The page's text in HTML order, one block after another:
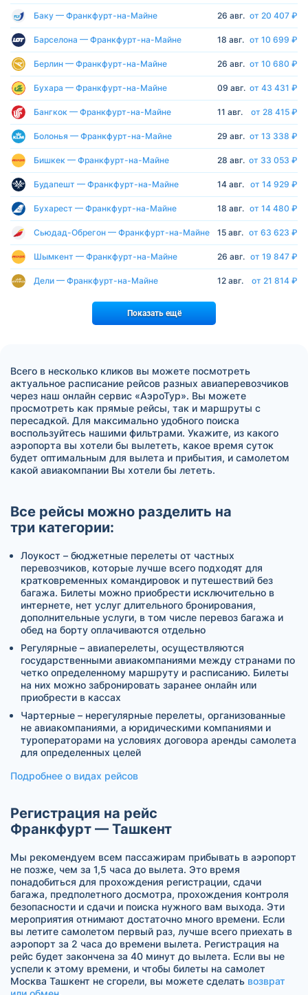
Баку — Франкфурт-на-Майне 26 авг. от 20 407 ₽
Барселона — Франкфурт-на-Майне 18 авг. от 10 699 ₽
Берлин — Франкфурт-на-Майне 26 авг. от 10 680 ₽
Бухара — Франкфурт-на-Майне 09 авг. от 43 431 ₽
Бангкок — Франкфурт-на-Майне 11 авг. от 28 415 ₽
Болонья — Франкфурт-на-Майне 29 авг. от 13 338 ₽
Бишкек — Франкфурт-на-Майне 28 авг. от 33 053 ₽
Будапешт — Франкфурт-на-Майне 14 авг. от 14 929 ₽
Бухарест — Франкфурт-на-Майне 18 авг. от 14 480 ₽
Сьюдад-Обрегон — Франкфурт-на-Майне 15 авг. от 63 623 ₽
Шымкент — Франкфурт-на-Майне 26 авг. от 19 847 ₽
Дели — Франкфурт-на-Майне 12 авг. от 21 814 ₽
Показать ещё
Всего в несколько кликов вы можете посмотреть
актуальное расписание рейсов разных авиаперевозчиков
через наш онлайн сервис «АэроТур». Вы можете
просмотреть как прямые рейсы, так и маршруты с
пересадкой. Для максимально удобного поиска
воспользуйтесь нашими фильтрами. Укажите, из какого
аэропорта вы хотели бы вылететь, какое время суток
будет оптимальным для вылета и прибытия, и самолетом
какой авиакомпании Вы хотели бы лететь.
Все рейсы можно разделить на
три категории:
Лоукост – бюджетные перелеты от частных
перевозчиков, которые лучше всего подходят для
кратковременных командировок и путешествий без
багажа. Билеты можно приобрести исключительно в
интернете, нет услуг длительного бронирования,
дополнительные услуги, в том числе перевоз багажа и
обед на борту оплачиваются отдельно
Регулярные – авиаперелеты, осуществляются
государственными авиакомпаниями между странами по
четко определенному маршруту и расписанию. Билеты
на них можно забронировать заранее онлайн или
приобрести в кассах
Чартерные – нерегулярные перелеты, организованные
не авиакомпаниями, а юридическими компаниями и
туроператорами на условиях договора аренды самолета
для определенных целей
Подробнее о видах рейсов
Регистрация на рейс
Франкфурт — Ташкент
Мы рекомендуем всем пассажирам прибывать в аэропорт
не позже, чем за 1,5 часа до вылета. Это время
понадобиться для прохождения регистрации, сдачи
багажа, предполетного досмотра, прохождения контроля
безопасности и сдачи и поиска нужного вам выхода. Эти
мероприятия отнимают достаточно много времени. Если
вы летите самолетом первый раз, лучше всего приехать в
аэропорт за 2 часа до времени вылета. Регистрация на
рейс будет закончена за 40 минут до вылета. Если вы не
успели к этому времени, и чтобы билеты на самолет
Москва Ташкент не сгорели, вы можете сделать возврат